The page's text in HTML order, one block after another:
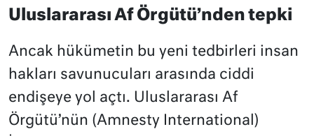
Uluslararası Af Örgütü’nden tepki
Ancak hükümetin bu yeni tedbirleri insan
hakları savunucuları arasında ciddi
endişeye yol açtı. Uluslararası Af
Örgütü’nün (Amnesty International)